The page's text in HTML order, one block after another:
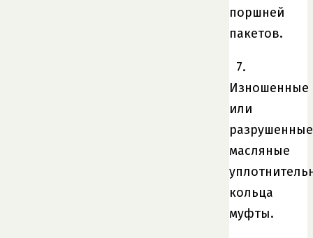
поршней
пакетов.
7.
Изношенные
или
разрушенные
масляные
кольца
муфты.